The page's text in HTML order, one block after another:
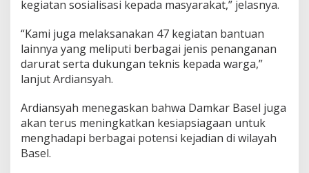
kegiatan sosialisasi kepada masyarakat,” jelasnya.
“Kami juga melaksanakan 47 kegiatan bantuan
lainnya yang meliputi berbagai jenis penanganan
darurat serta dukungan teknis kepada warga,”
lanjut Ardiansyah.
Ardiansyah menegaskan bahwa Damkar Basel juga
akan terus meningkatkan kesiapsiagaan untuk
menghadapi berbagai potensi kejadian di wilayah
Basel.